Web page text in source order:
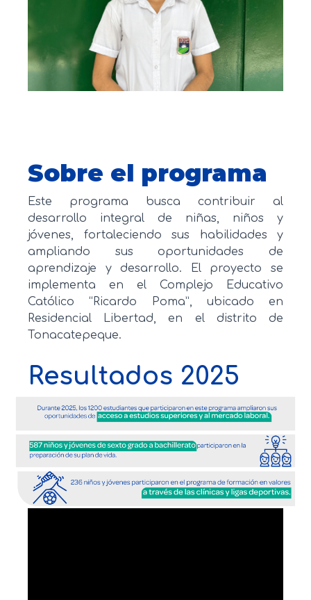
Sobre el programa
Este programa busca contribuir al
desarrollo integral de niñas, niños y
jóvenes, fortaleciendo sus habilidades y
ampliando sus oportunidades de
aprendizaje y desarrollo. El proyecto se
implementa en el Complejo Educativo
Católico “Ricardo Poma”, ubicado en
Residencial Libertad, en el distrito de
Tonacatepeque.
Resultados 2025